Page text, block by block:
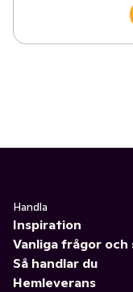
Handla
Inspiration
Vanliga frågor och
Så handlar du
Hemleverans